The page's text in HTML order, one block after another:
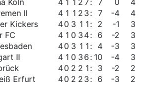
Köln 4 1 1 2 7: 7 0
4
II 4 1 1 2 3 : 7 -4
4
Kickers 40 3 1 1 : 2 -1
3
FC 4 1 0 3 4: 6 -2
3
40 3 1 1 : 4 -3
3
II 4 1 0 3 6 : 10 -4
3
40 2 2 1 : 3 -2
2
Erfurt 40 2 2 3 : 6 -3
2